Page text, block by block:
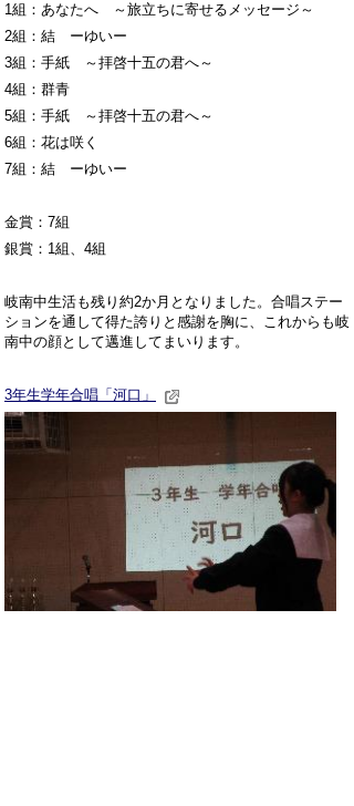
1組：あなたへ ～旅立ちに寄せるメッセージ～
2組：結 ーゆいー
3組：手紙 ～拝啓十五の君へ～
4組：群青
5組：手紙 ～拝啓十五の君へ～
6組：花は咲く
7組：結 ーゆいー
金賞：7組
銀賞：1組、4組
岐南中生活も残り約2か月となりました。合唱ステー
ションを通して得た誇りと感謝を胸に、これからも岐
南中の顔として邁進してまいります。
3年生学年合唱「河口」